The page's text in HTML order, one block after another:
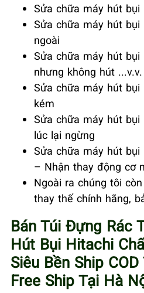
Sửa chữa máy hút
Sửa chữa máy hút
ngoài
Sửa chữa máy hút bụi
nhưng không hút ...v.v.
Sửa chữa máy hút
kém
Sửa chữa máy hút
lúc lại ngừng
Sửa chữa máy hút
– Nhận thay động cơ
Ngoài ra chúng tôi
thay thế chính hãng,
Bán Túi Đựng Rác
Hút Bụi Hitachi
Siêu Bền Ship
Free Ship Tại Hà